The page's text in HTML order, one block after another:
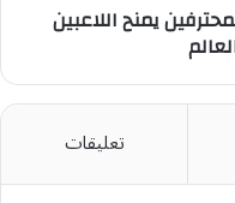
يمنح اللاعبين
تعليقات